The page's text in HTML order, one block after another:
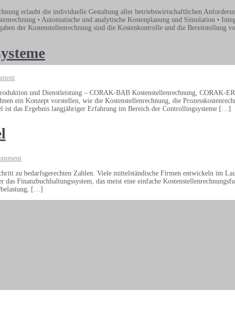
CORAK-
BAB
erlaubt die individuelle Gestaltung aller betriebswirtschaftlichen
• Automatische und analytische Kostenplanung und Simulation •
der Kostenstellenrechnung sind die Kostenkontrolle und die Bereitstellung
und Dienstleistung – CORAK-BAB Kostenstellenrechnung, CORAK-
ein Konzept vorstellen, wie die Kostenstellenrechnung, die
ist das Ergebnis langjähriger Erfahrung im Bereich der Controllingsysteme […]
zu bedarfsgerechten Zahlen. Viele mittelständische Firmen entwickeln im
das Finanzbuchhaltungssystem, das meist eine einfache
[…]